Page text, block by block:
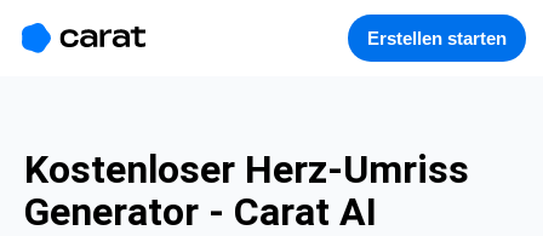
Erstellen starten
Kostenloser Herz-Umriss
Generator - Carat AI